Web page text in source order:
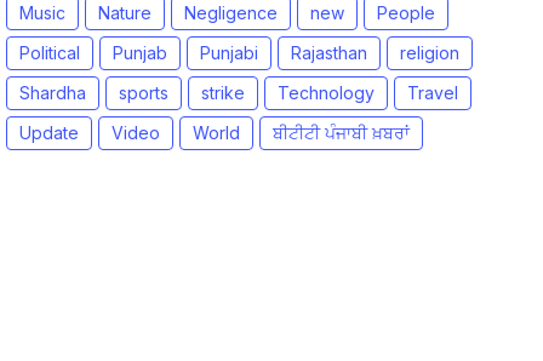
Music
Nature Negligence new
People
Political
Punjab Punjabi Rajasthan
religion
Shardha
sports strike Technology
Travel
Update
Video World ਬੀਟੀਟੀ ਪੰਜਾਬੀ ਖ਼ਬਰਾਂ